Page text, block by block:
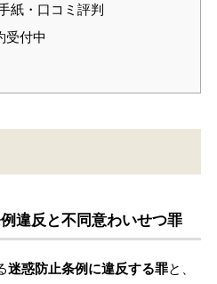
紙・口コミ評判
受付中
違反と不同意わいせつ罪
迷惑防止条例に違反する罪と、